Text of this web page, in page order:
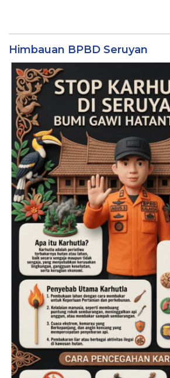
Himbauan BPBD Seruyan